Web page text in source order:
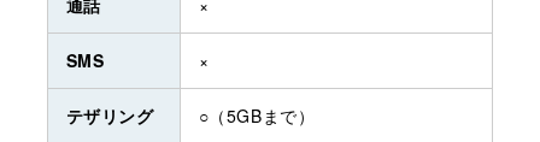
SMS ×
テザリング ○（5GBまで）